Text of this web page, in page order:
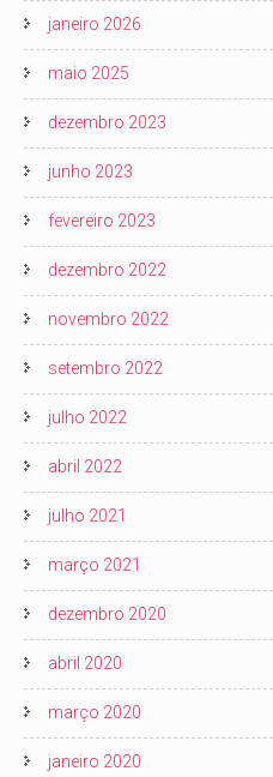
janeiro 2026
maio 2025
dezembro 2023
junho 2023
fevereiro 2023
dezembro 2022
novembro 2022
setembro 2022
julho 2022
abril 2022
julho 2021
março 2021
dezembro 2020
abril 2020
março 2020
janeiro 2020